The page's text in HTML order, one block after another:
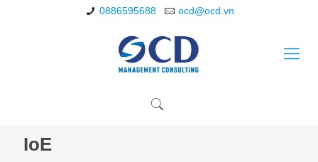
0886595688 ocd@ocd.vn
IoE